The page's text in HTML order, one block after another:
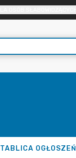
TABLICA OGŁOSZEŃ